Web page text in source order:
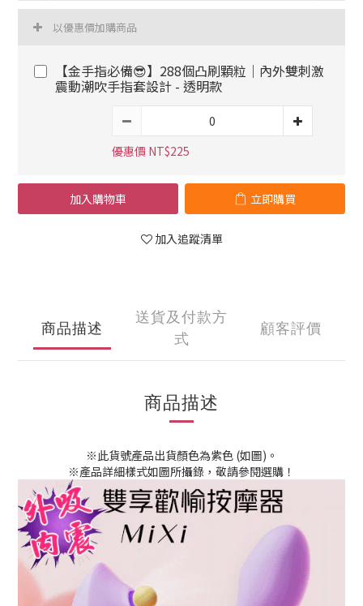
以優惠價加購商品
【金手指必備😎】288個凸刷顆粒｜內外雙刺激
震動潮吹手指套設計 - 透明款
優惠價 NT$225
加入購物車 立即購買
加入追蹤清單
商品描述
送貨及付款方
式
顧客評價
商品描述
※此貨號產品出貨顏色為紫色 (如圖)。
※產品詳細樣式如圖所攝錄，敬請參閱選購！